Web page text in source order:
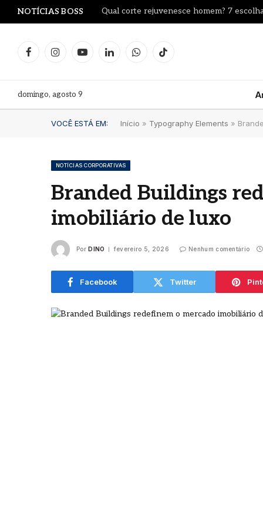
NOTÍCIAS BOSS Qual corte rejuvenesce homem? 7
FacebookInstagramYouTubeLinkedInWhatsAppTikTok
domingo, agosto 9
VOCÊ ESTÁ EM: Início » Typography Elements »
NOTÍCIAS CORPORATIVAS
Branded Buildings
imobiliário de luxo
Por DINO fevereiro 5, 2026 Nenhum comentário
Facebook Twitter